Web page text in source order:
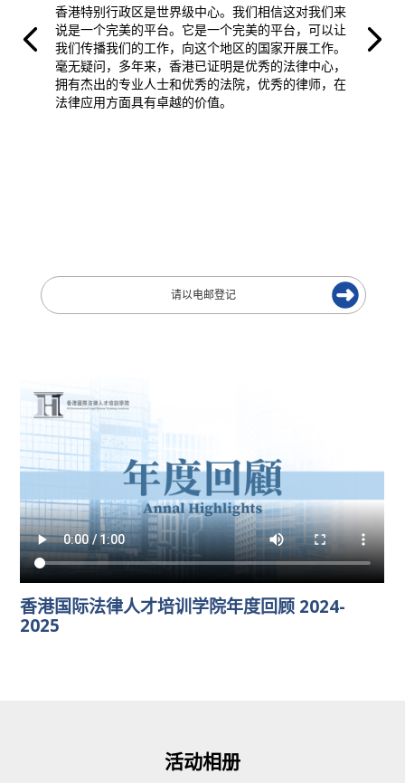
香港特别行政区是世界级中心。我们相信这对我们来
说是一个完美的平台。它是一个完美的平台，可以让
我们传播我们的工作，向这个地区的国家开展工作。
毫无疑问，多年来，香港已证明是优秀的法律中心，
拥有杰出的专业人士和优秀的法院，优秀的律师，在
法律应用方面具有卓越的价值。
香港国际法律人才培训学院年度回顾 2024-
2025
活动相册